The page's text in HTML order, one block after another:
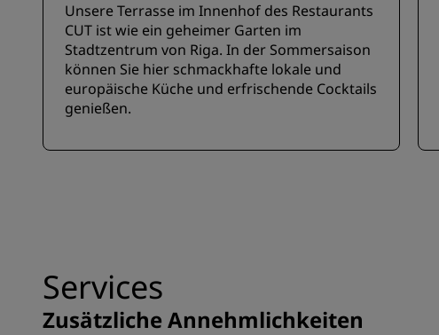
Unsere Terrasse im Innenhof des Restaurants
CUT ist wie ein geheimer Garten im
Stadtzentrum von Riga. In der Sommersaison
können Sie hier schmackhafte lokale und
europäische Küche und erfrischende Cocktails
genießen.
Services
Zusätzliche Annehmlichkeiten